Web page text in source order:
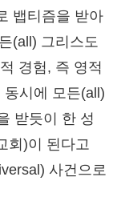
뱁티즘을 받아
(all) 그리스도
경험, 즉 영적
시에 모든(all)
받듯이 한 성
회)이 된다고
사건으로